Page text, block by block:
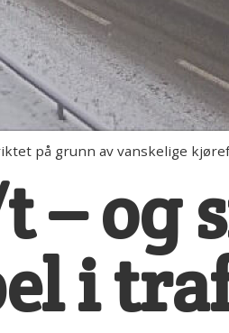
på grunn av vanskelige
– og
i